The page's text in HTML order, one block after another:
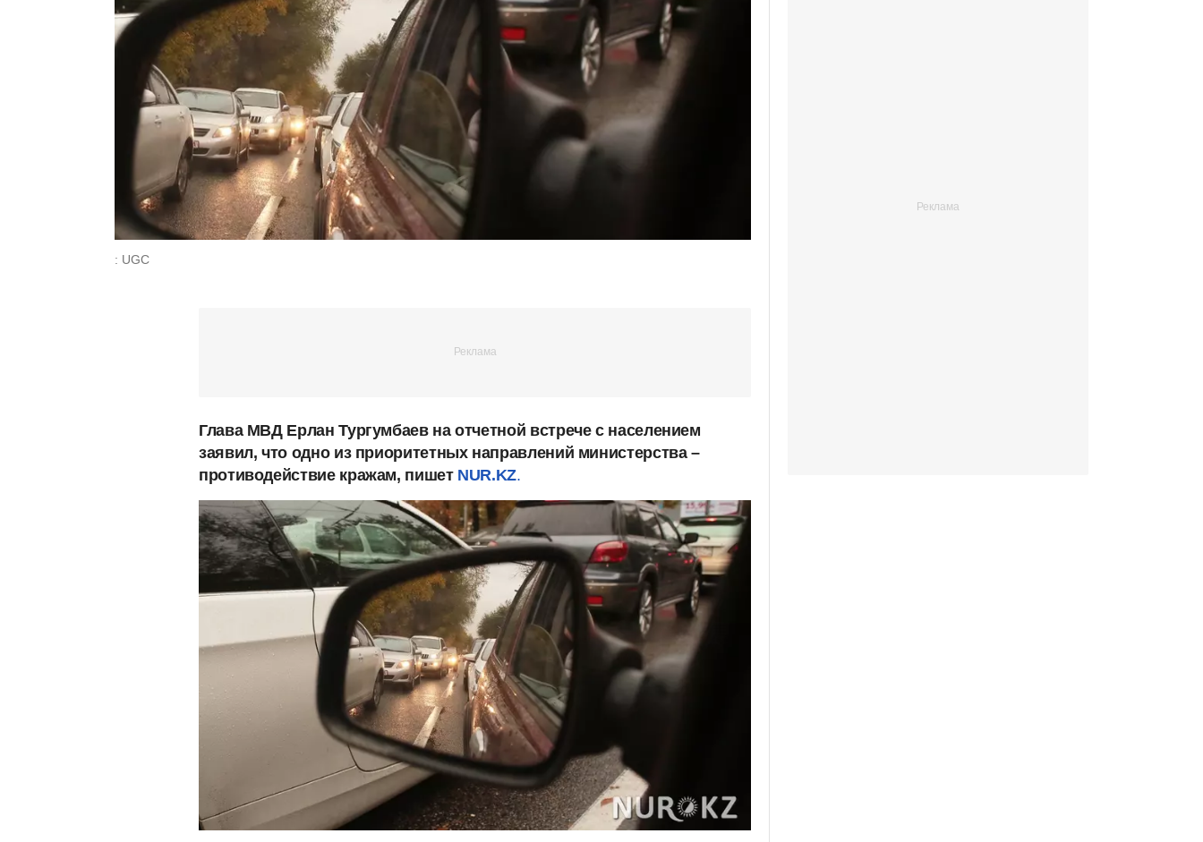
: UGC
Глава МВД Ерлан Тургумбаев на отчетной встрече с населением
заявил, что одно из приоритетных направлений министерства –
противодействие кражам, пишет NUR.KZ.